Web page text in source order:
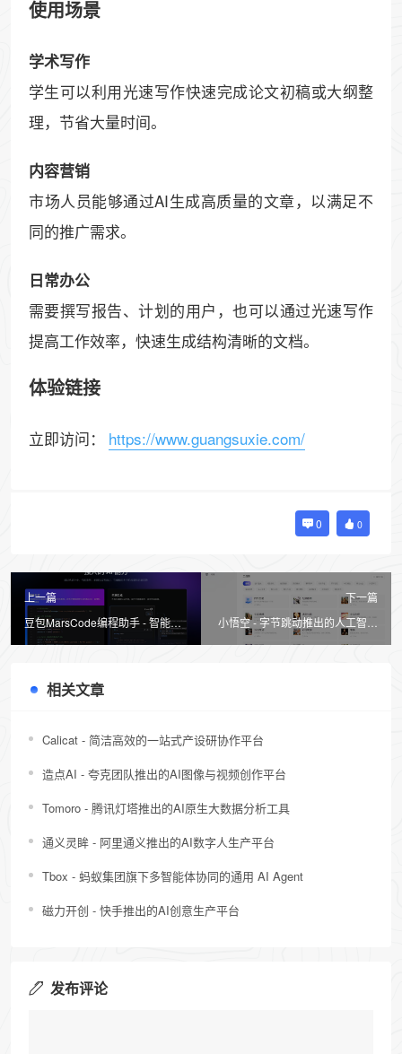
使用场景
学术写作
学生可以利用光速写作快速完成论文初稿或大纲整
理，节省大量时间。
内容营销
市场人员能够通过AI生成高质量的文章，以满足不
同的推广需求。
日常办公
需要撰写报告、计划的用户，也可以通过光速写作
提高工作效率，快速生成结构清晰的文档。
体验链接
立即访问： https://www.guangsuxie.com/
0 0
上一篇
豆包MarsCode编程助手 - 智能提
升开发效率的AI工具
下一篇
小悟空 - 字节跳动推出的人工智能
工具集
相关文章
Calicat - 简洁高效的一站式产设研协作平台
造点AI - 夸克团队推出的AI图像与视频创作平台
Tomoro - 腾讯灯塔推出的AI原生大数据分析工具
通义灵眸 - 阿里通义推出的AI数字人生产平台
Tbox - 蚂蚁集团旗下多智能体协同的通用 AI Agent
磁力开创 - 快手推出的AI创意生产平台
发布评论